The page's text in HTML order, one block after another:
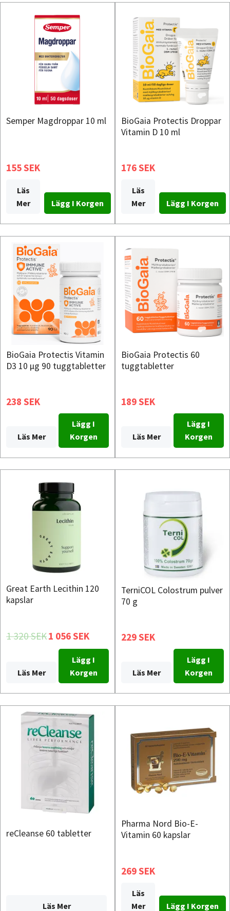
Semper Magdroppar 10 ml
155 SEK
Läs
Mer
BioGaia Protectis Droppar
Vitamin D 10 ml
176 SEK
Läs
Mer
BioGaia Protectis Vitamin
D3 10 µg 90 tuggtabletter
238 SEK
Läs Mer
Lägg I
Korgen
BioGaia Protectis 60
tuggtabletter
189 SEK
Läs Mer
Lägg I
Korgen
Great Earth Lecithin 120
kapslar
1 320 SEK1 056 SEK
Läs Mer
Lägg I
Korgen
TerniCOL Colostrum pulver
70 g
229 SEK
Läs Mer
Lägg I
Korgen
reCleanse 60 tabletter
Läs Mer
Pharma Nord Bio-E-
Vitamin 60 kapslar
269 SEK
Läs
Mer